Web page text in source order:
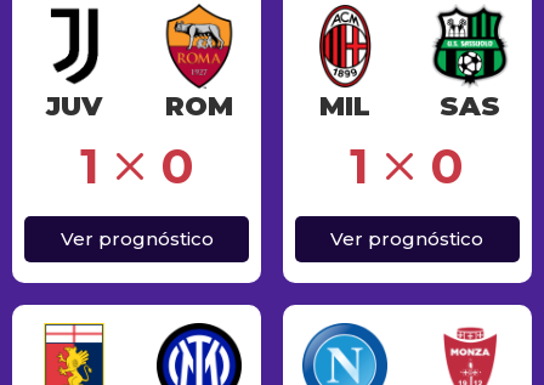
JUV ROM
1 0
Ver prognóstico
MIL SAS
1
Erro 0
Ver prognóstico